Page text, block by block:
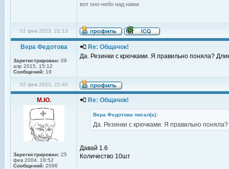
вот оно-небо над нами
01 фев 2023, 21:13
Вера Федотова
Зарегистрирован: 09
апр 2015, 15:12
Сообщений: 19
Re: Общачок!
Да. Резинки с крючками. Я правильно поняла?
02 фев 2023, 22:40
М.Ю.
Зарегистрирован: 25
фев 2004, 18:52
Сообщений: 2096
Re: Общачок!
Вера Федотова писал(а):
Да. Резинки с крючками. Я правильно
Давай 1.6
Количество 10шт